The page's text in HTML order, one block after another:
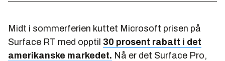
Midt i sommerferien kuttet Microsoft prisen på
Surface RT med opptil 30 prosent rabatt i det
amerikanske markedet. Nå er det Surface Pro,